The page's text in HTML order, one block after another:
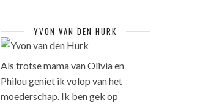
YVON VAN DEN HURK
Als trotse mama van Olivia en
Philou geniet ik volop van het
moederschap. Ik ben gek op